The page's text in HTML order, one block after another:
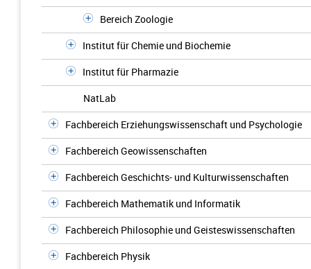
Bereich Zoologie
Institut für Chemie und Biochemie
Institut für Pharmazie
NatLab
Fachbereich Erziehungswissenschaft und Psychologie
Fachbereich Geowissenschaften
Fachbereich Geschichts- und Kulturwissenschaften
Fachbereich Mathematik und Informatik
Fachbereich Philosophie und Geisteswissenschaften
Fachbereich Physik